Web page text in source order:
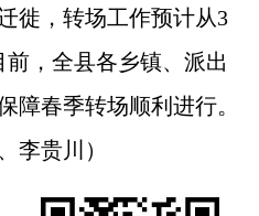
徙，转场工作预计从3
，全县各乡镇、派出
障春季转场顺利进行。
李贵川）